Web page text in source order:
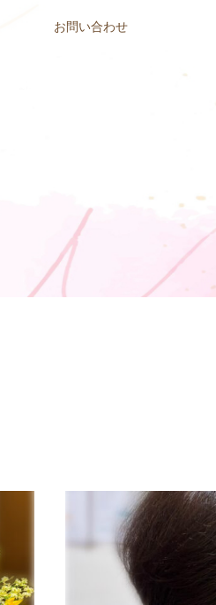
お問い合わせ